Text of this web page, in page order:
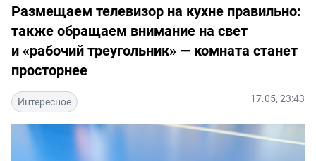
Размещаем телевизор на кухне правильно:
также обращаем внимание на свет
и «рабочий треугольник» — комната станет
просторнее
Интересное 17.05, 23:43